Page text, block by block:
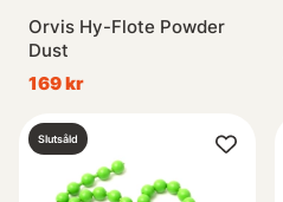
Orvis Hy-Flote Powder
Dust
169 kr
Slutsåld